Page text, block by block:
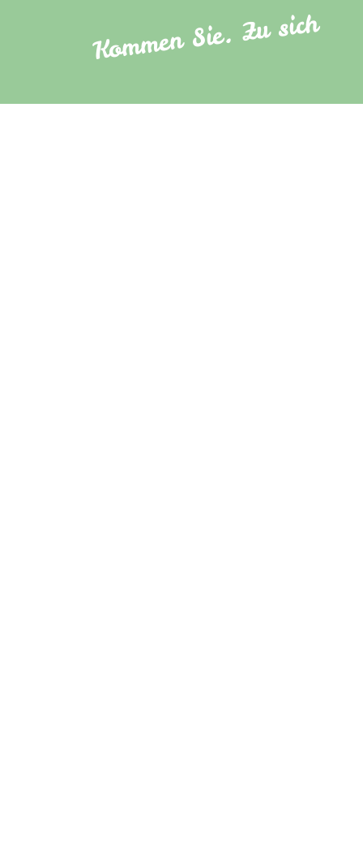
Kommen Sie. Zu sich